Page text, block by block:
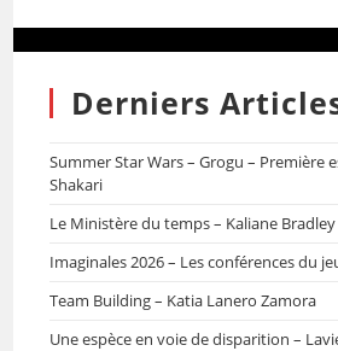
Derniers
Summer Star Wars – Grogu – Première
Shakari
Le Ministère du temps – Kaliane Bradley
Imaginales 2026 – Les conférences du
Team Building – Katia Lanero Zamora
Une espèce en voie de disparition –